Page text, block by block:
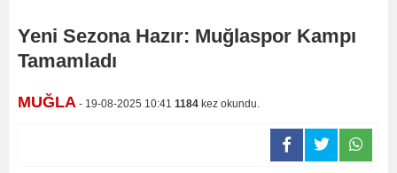
Yeni Sezona Hazır: Muğlaspor Kampı
Tamamladı
MUĞLA - 19-08-2025 10:41 1184 kez okundu.